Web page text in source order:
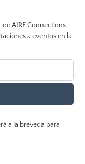
AIRE Connections
a eventos en la
a la breveda para